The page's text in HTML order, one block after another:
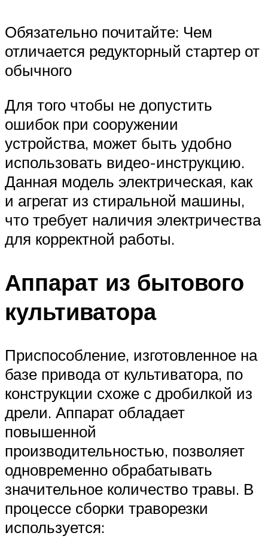
Обязательно почитайте: Чем
отличается редукторный стартер от
обычного
Для того чтобы не допустить
ошибок при сооружении
устройства, может быть удобно
использовать видео-инструкцию.
Данная модель электрическая, как
и агрегат из стиральной машины,
что требует наличия электричества
для корректной работы.
Аппарат из бытового
культиватора
Приспособление, изготовленное на
базе привода от культиватора, по
конструкции схоже с дробилкой из
дрели. Аппарат обладает
повышенной
производительностью, позволяет
одновременно обрабатывать
значительное количество травы. В
процессе сборки траворезки
используется: